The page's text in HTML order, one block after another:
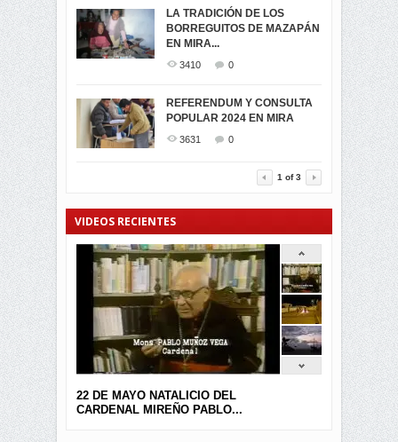
LA TRADICIÓN DE LOS
BORREGUITOS DE MAZAPÁN
EN MIRA...
3410 0
REFERENDUM Y CONSULTA
POPULAR 2024 EN MIRA
3631 0
MIRA
3438
TRIUNFO DE...
VIRTUALES ASAMBLEISTAS
POR LA PROVINCIA DEL
CARCHI...
MIRA.EC FUE
GALARDONADA
1 of3
VIDEOS RECIENTES
22 DE MAYO NATALICIO DEL
CARDENAL MIREÑO PABLO...